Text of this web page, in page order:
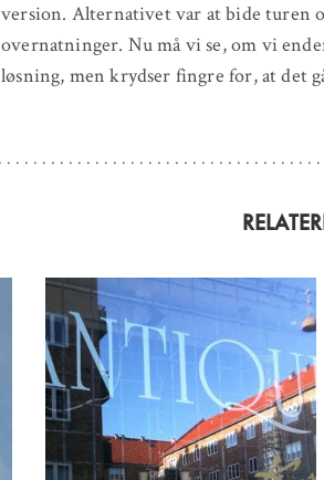
version. Alternativet var at bide turen
overnatninger. Nu må vi se, om vi
løsning, men krydser fingre for, at det